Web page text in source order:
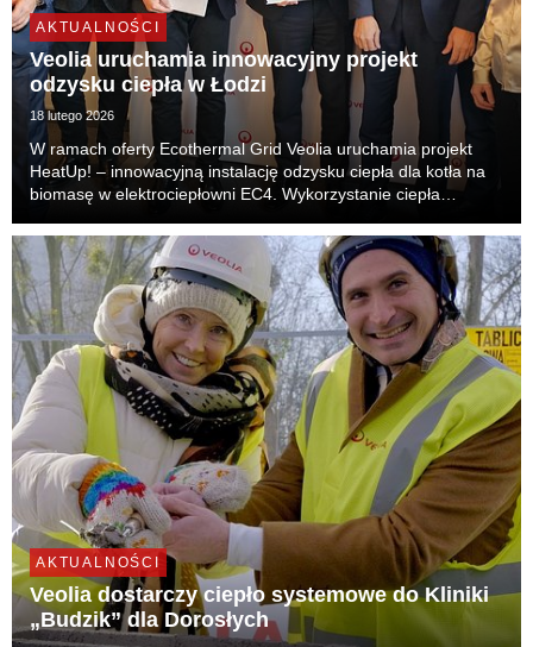
AKTUALNOŚCI
Veolia uruchamia innowacyjny projekt
odzysku ciepła w Łodzi
18 lutego 2026
W ramach oferty Ecothermal Grid Veolia uruchamia projekt
HeatUp! – innowacyjną instalację odzysku ciepła dla kotła na
biomasę w elektrociepłowni EC4. Wykorzystanie ciepła
osiągnięcia neutralności klimatycznej. Zwiększ...
AKTUALNOŚCI
Veolia dostarczy ciepło systemowe do Kliniki
„Budzik” dla Dorosłych